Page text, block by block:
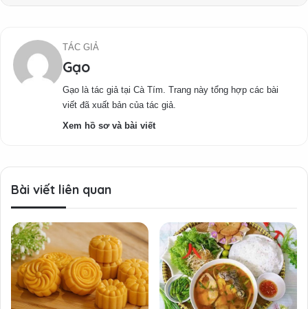
TÁC GIẢ
Gạo
Gạo là tác giả tại Cà Tím. Trang này tổng hợp các bài
viết đã xuất bản của tác giả.
Xem hồ sơ và bài viết
Bài viết liên quan